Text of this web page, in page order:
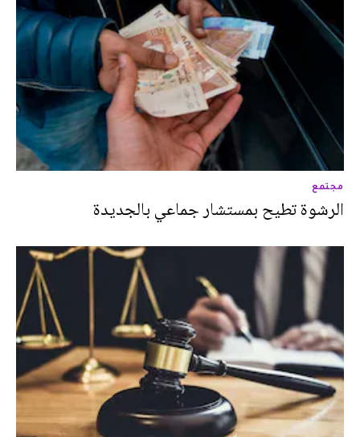
مجتمع
الرشوة تطيح بمستشار جماعي بالجديدة